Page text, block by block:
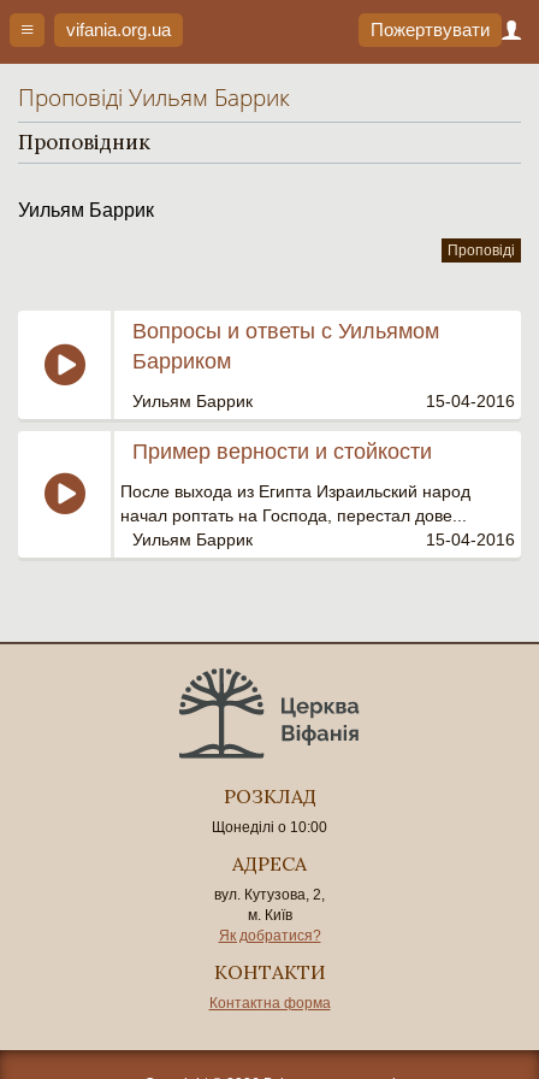
vifania.org.ua Пожертвувати
Проповіді Уильям Баррик
Проповідник
Уильям Баррик
Проповіді
Вопросы и ответы с Уильямом
Барриком
Уильям Баррик 15-04-2016
Пример верности и стойкости
После выхода из Египта Израильский народ
начал роптать на Господа, перестал дове...
Уильям Баррик
15-04-2016
РОЗКЛАД
Щонеділі о 10:00
АДРЕСА
вул. Кутузова, 2,
м. Київ
Як добратися?
КОНТАКТИ
Контактна форма